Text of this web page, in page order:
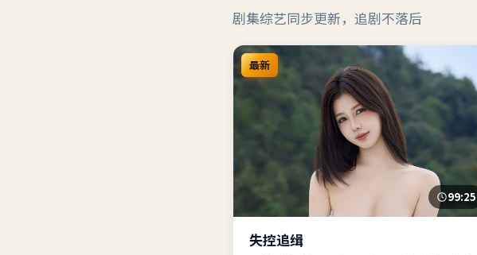
剧集综艺同步更新，追剧不落后
最新
99:25
失控追缉